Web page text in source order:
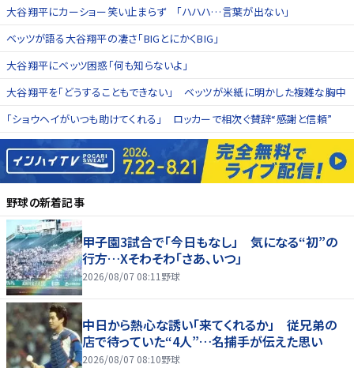
大谷翔平にカーショー笑い止まらず 「ハハハ…言葉が出ない」
ベッツが語る大谷翔平の凄さ「BIGとにかくBIG」
大谷翔平にベッツ困惑「何も知らないよ」
大谷翔平を「どうすることもできない」 ベッツが米紙に明かした複雑な胸中
「ショウヘイがいつも助けてくれる」 ロッカーで相次ぐ賛辞“感謝と信頼”
野球の新着記事
甲子園3試合で「今日もなし」 気になる“初”の
行方…Xそわそわ「さあ、いつ」
2026/08/07 08:11 野球
中日から熱心な誘い「来てくれるか」 従兄弟の
店で待っていた“4人”…名捕手が伝えた思い
2026/08/07 08:10野球